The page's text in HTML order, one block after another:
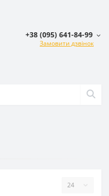
+38 (095) 641-84-99
Замовити дзвінок